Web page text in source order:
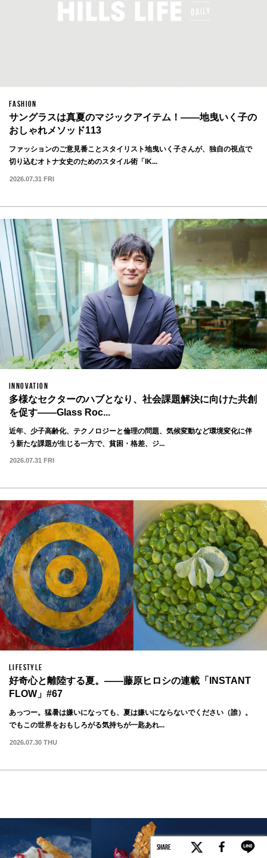
SHARE
FASHION
サングラスは真夏のマジックアイテム！——地曳いく子の
おしゃれメソッド113
ファッションのご意見番ことスタイリスト地曳いく子さんが、独自の視点で
切り込むオトナ女史のためのスタイル術「IK...
2026.07.31 FRI
INNOVATION
多様なセクターのハブとなり、社会課題解決に向けた共創
を促す——Glass Roc...
近年、少子高齢化、テクノロジーと倫理の問題、気候変動など環境変化に伴
う新たな課題が生じる一方で、貧困・格差、ジ...
2026.07.31 FRI
LIFESTYLE
好奇心と離陸する夏。——藤原ヒロシの連載「INSTANT
FLOW」#67
あっつー。猛暑は嫌いになっても、夏は嫌いにならないでください（誰）。
でもこの世界をおもしろがる気持ちが一匙あれ...
2026.07.30 THU